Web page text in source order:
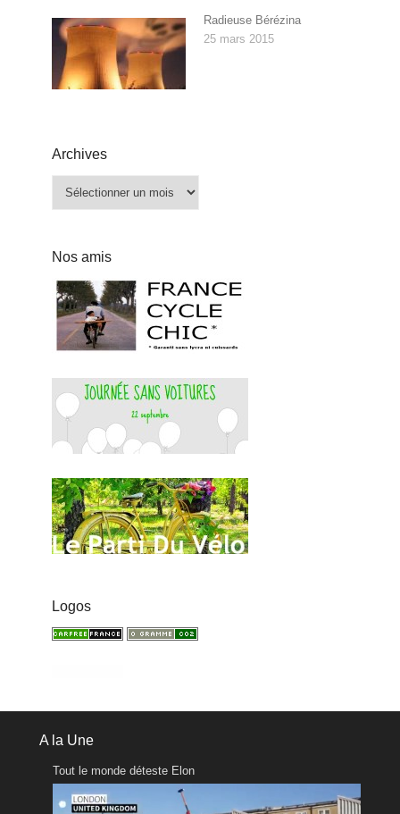
Radieuse Bérézina
25 mars 2015
Archives
Archives
Nos amis
Logos
A la Une
Tout le monde déteste Elon